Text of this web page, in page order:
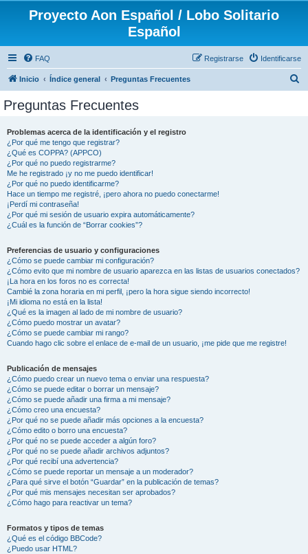
Proyecto Aon Español / Lobo Solitario
Español
FAQ Identificarse
Registrarse
Inicio Índice general Preguntas Frecuentes
Preguntas Frecuentes
Problemas acerca de la identificación y el registro
¿Por qué me tengo que registrar?
¿Qué es COPPA? (APPCO)
¿Por qué no puedo registrarme?
Me he registrado ¡y no me puedo identificar!
¿Por qué no puedo identificarme?
Hace un tiempo me registré, ¡pero ahora no puedo conectarme!
¡Perdí mi contraseña!
¿Por qué mi sesión de usuario expira automáticamente?
¿Cuál es la función de “Borrar cookies”?
Preferencias de usuario y configuraciones
¿Cómo se puede cambiar mi configuración?
¿Cómo evito que mi nombre de usuario aparezca en las listas de usuarios conectados?
¡La hora en los foros no es correcta!
Cambié la zona horaria en mi perfil, ¡pero la hora sigue siendo incorrecto!
¡Mi idioma no está en la lista!
¿Qué es la imagen al lado de mi nombre de usuario?
¿Cómo puedo mostrar un avatar?
¿Cómo se puede cambiar mi rango?
Cuando hago clic sobre el enlace de e-mail de un usuario, ¡me pide que me registre!
Publicación de mensajes
¿Cómo puedo crear un nuevo tema o enviar una respuesta?
¿Cómo se puede editar o borrar un mensaje?
¿Cómo se puede añadir una firma a mi mensaje?
¿Cómo creo una encuesta?
¿Por qué no se puede añadir más opciones a la encuesta?
¿Cómo edito o borro una encuesta?
¿Por qué no se puede acceder a algún foro?
¿Por qué no se puede añadir archivos adjuntos?
¿Por qué recibí una advertencia?
¿Cómo se puede reportar un mensaje a un moderador?
¿Para qué sirve el botón “Guardar” en la publicación de temas?
¿Por qué mis mensajes necesitan ser aprobados?
¿Cómo hago para reactivar un tema?
Formatos y tipos de temas
¿Qué es el código BBCode?
¿Puedo usar HTML?